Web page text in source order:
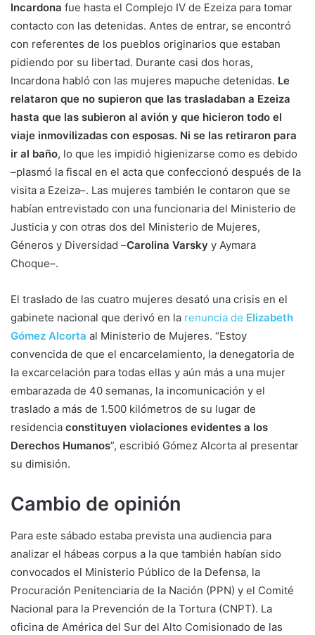
Incardona fue hasta el Complejo IV de Ezeiza para tomar
contacto con las detenidas. Antes de entrar, se encontró
con referentes de los pueblos originarios que estaban
pidiendo por su libertad. Durante casi dos horas,
Incardona habló con las mujeres mapuche detenidas. Le
relataron que no supieron que las trasladaban a Ezeiza
hasta que las subieron al avión y que hicieron todo el
viaje inmovilizadas con esposas. Ni se las retiraron para
ir al baño, lo que les impidió higienizarse como es debido
–plasmó la fiscal en el acta que confeccionó después de la
visita a Ezeiza–. Las mujeres también le contaron que se
habían entrevistado con una funcionaria del Ministerio de
Justicia y con otras dos del Ministerio de Mujeres,
Géneros y Diversidad –Carolina Varsky y Aymara
Choque–.
El traslado de las cuatro mujeres desató una crisis en el
gabinete nacional que derivó en la renuncia de Elizabeth
Gómez Alcorta al Ministerio de Mujeres. “Estoy
convencida de que el encarcelamiento, la denegatoria de
la excarcelación para todas ellas y aún más a una mujer
embarazada de 40 semanas, la incomunicación y el
traslado a más de 1.500 kilómetros de su lugar de
residencia constituyen violaciones evidentes a los
Derechos Humanos”, escribió Gómez Alcorta al presentar
su dimisión.
Cambio de opinión
Para este sábado estaba prevista una audiencia para
analizar el hábeas corpus a la que también habían sido
convocados el Ministerio Público de la Defensa, la
Procuración Penitenciaria de la Nación (PPN) y el Comité
Nacional para la Prevención de la Tortura (CNPT). La
oficina de América del Sur del Alto Comisionado de las